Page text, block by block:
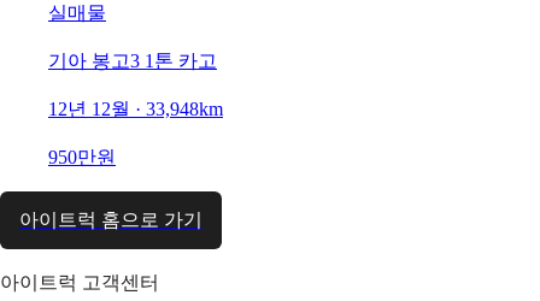
실매물
기아 봉고3 1톤 카고
12년 12월 · 33,948km
950만원
아이트럭 홈으로 가기
아이트럭 고객센터